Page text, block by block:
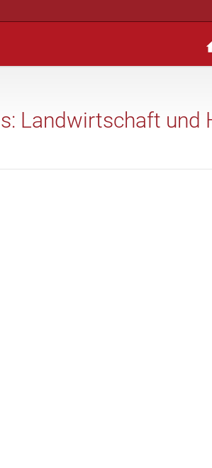
Landwirtschaft und